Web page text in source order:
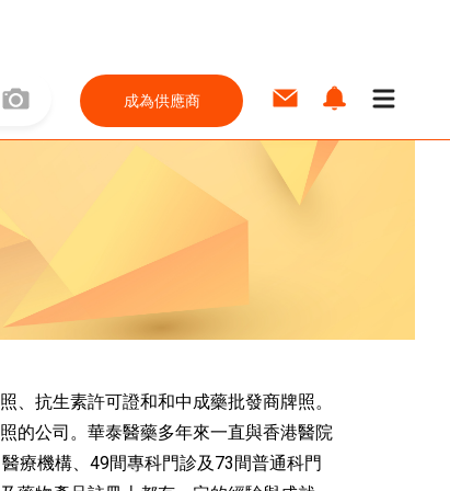
成為供應商
、抗生素許可證和和中成藥批發商牌照。
的公司。華泰醫藥多年來一直與香港醫院
療機構、49間專科門診及73間普通科門